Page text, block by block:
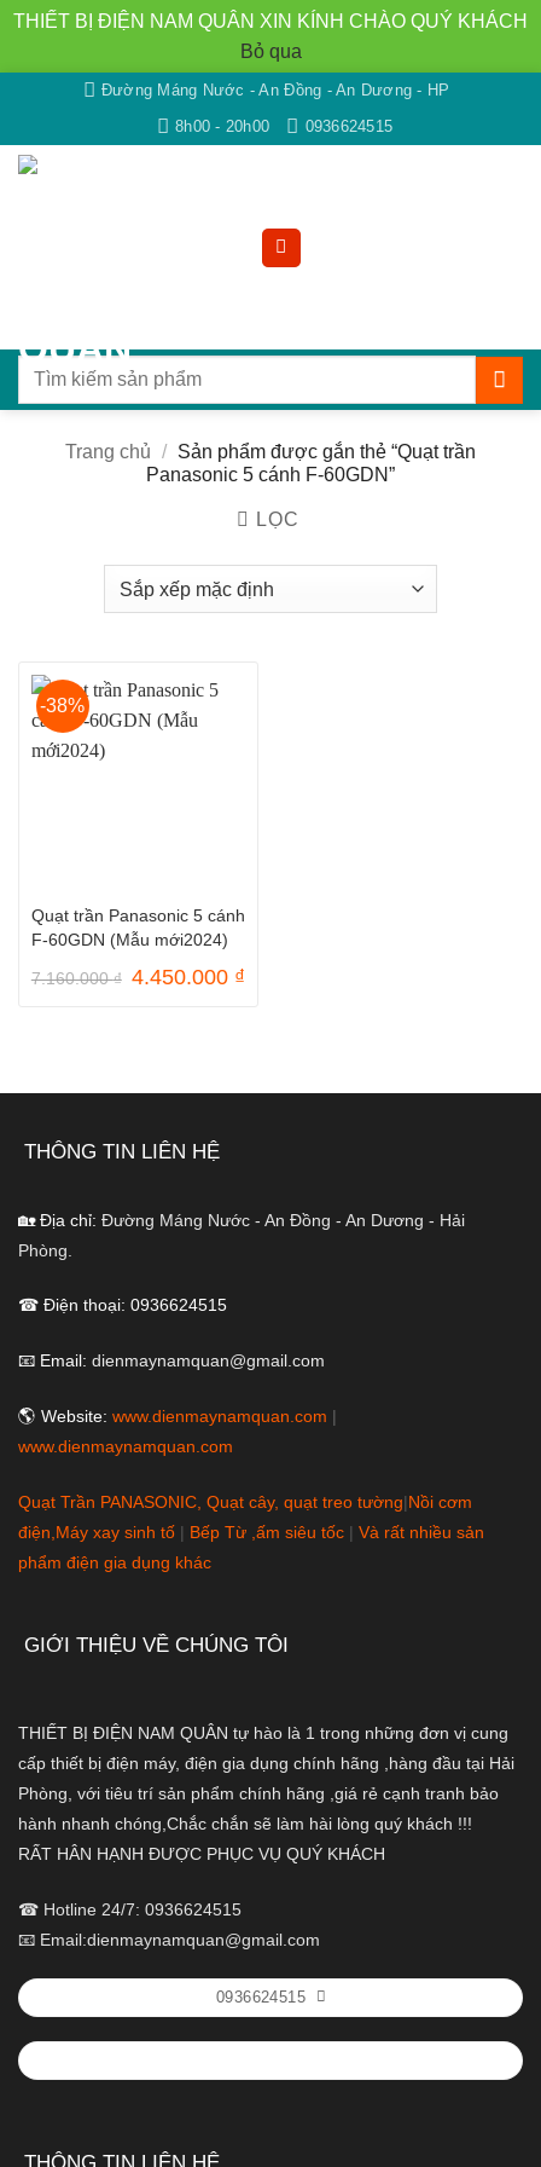
THIẾT BỊ ĐIỆN NAM QUÂN XIN KÍNH CHÀO QUÝ KHÁCH
Bỏ qua
nội
dung
Đường Máng Nước - An Đồng - An Dương - HP
8h00 - 20h00
0936624515
Tìm
Trang chủ / Sản phẩm được gắn thẻ “Quạt trần
Panasonic 5 cánh F-60GDN”
LỌC
-38%
Quạt trần Panasonic 5 cánh
F-60GDN (Mẫu mới2024)
7.160.000₫ Giá
4.450.000 ₫Giá
THÔNG TIN LIÊN HỆ
🏡 Địa chỉ: Đường Máng Nước - An Đồng - An Dương - Hải
Phòng.
☎ Điện thoại: 0936624515
📧 Email: dienmaynamquan@gmail.com
🌎 Website: www.dienmaynamquan.com |
www.dienmaynamquan.com
Quạt Trần PANASONIC, Quạt cây, quạt treo tường|Nồi cơm
điện,Máy xay sinh tố | Bếp Từ ,ấm siêu tốc | Và rất nhiều sản
phẩm điện gia dụng khác
GIỚI THIỆU VỀ CHÚNG TÔI
THIẾT BỊ ĐIỆN NAM QUÂN tự hào là 1 trong những đơn vị cung
cấp thiết bị điện máy, điện gia dụng chính hãng ,hàng đầu tại Hải
Phòng, với tiêu trí sản phẩm chính hãng ,giá rẻ cạnh tranh bảo
hành nhanh chóng,Chắc chắn sẽ làm hài lòng quý khách !!!
RẤT HÂN HẠNH ĐƯỢC PHỤC VỤ QUÝ KHÁCH
☎ Hotline 24/7: 0936624515
📧 Email:dienmaynamquan@gmail.com
0936624515
THÔNG TIN LIÊN HỆ